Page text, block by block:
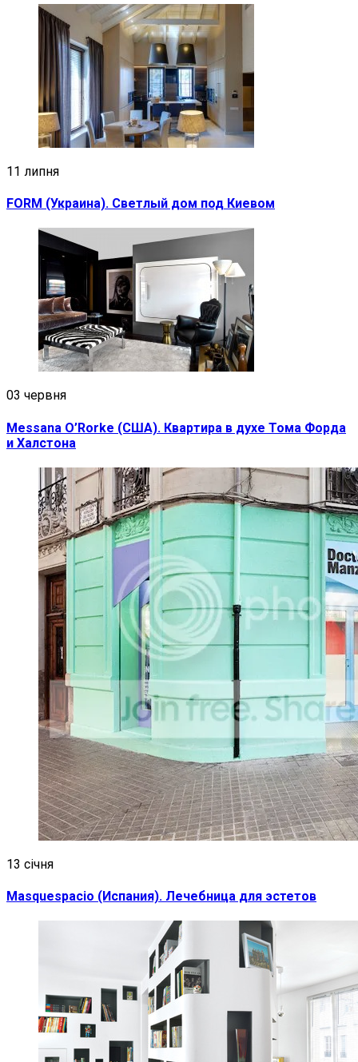
11 липня
FORM (Украина). Светлый дом под Киевом
03 червня
Messana O’Rorke (США). Квартира в духе Тома Форда
и Халстона
13 січня
Masquespacio (Испания). Лечебница для эстетов